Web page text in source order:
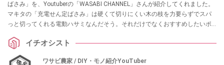
ばさみ」を、Youtuberの「WASABI CHANNEL」さんが紹介してくれました。
マキタの「充電せん定ばさみ」は硬くて切りにくい木の枝を力要らずでスパ
っと切ってくれる電動ハサミなんだそう。それだけでなくおすすめしたいポ
方はぜひ参考にしてみてくださいね。
イチオシスト
ワサビ農家 / DIY・モノ紹介YouTuber